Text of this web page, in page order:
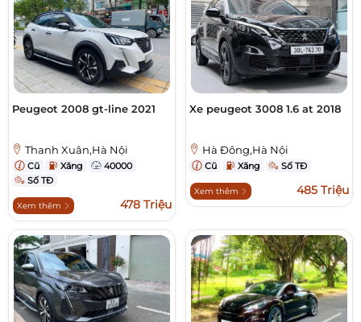
Peugeot 2008 gt-line 2021
Thanh Xuân,Hà Nội
Cũ Xăng
40000
Số TĐ
Xem thêm 478 Triệu
Xe peugeot 3008 1.6 at 2018
Hà Đông,Hà Nội
Cũ Xăng Số TĐ
Xem thêm 485 Triệu